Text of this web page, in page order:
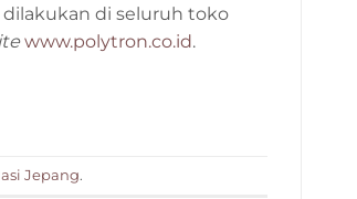
di seluruh toko
www.polytron.co.id.
Jepang.